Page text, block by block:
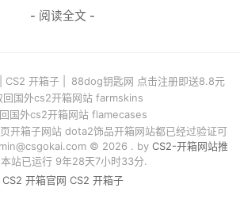
- 阅读全文 -
CS2 开箱子
88dog钥匙网 点击注册即送8.8元
回国外cs2开箱网站 farmskins
国外cs2开箱网站 flamecases
开箱子网站 dota2饰品开箱网站都已经过验证可
© 2026 . by CS2-开箱网站推
站已运行 9年28天7小时33分.
CS2 开箱官网 CS2 开箱子